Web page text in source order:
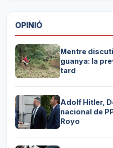
OPINIÓ
Mentre
guanya: la
tard
Adolf Hitler,
nacional de
Royo